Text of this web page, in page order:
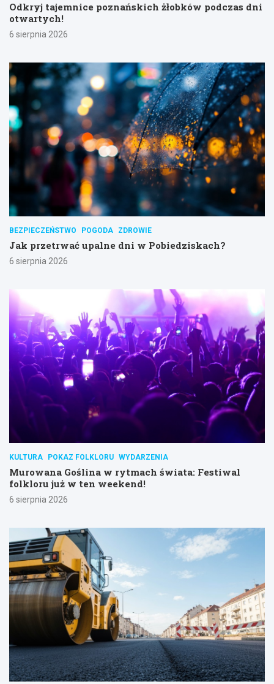
Odkryj tajemnice poznańskich żłobków podczas dni
otwartych!
6 sierpnia 2026
BEZPIECZEŃSTWO POGODA ZDROWIE
Jak przetrwać upalne dni w Pobiedziskach?
6 sierpnia 2026
KULTURA POKAZ FOLKLORU WYDARZENIA
Murowana Goślina w rytmach świata: Festiwal
folkloru już w ten weekend!
6 sierpnia 2026